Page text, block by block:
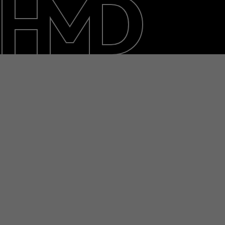
Duurzaamheid
Klantenservice
Netherlands